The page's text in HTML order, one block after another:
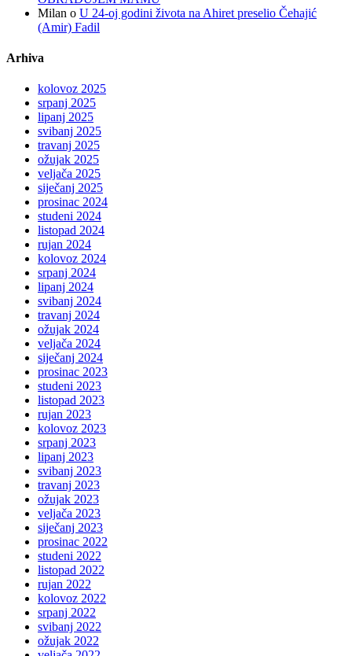
Milan o U 24-oj godini života na Ahiret preselio Čehajić
(Amir) Fadil
Arhiva
kolovoz 2025
srpanj 2025
lipanj 2025
svibanj 2025
travanj 2025
ožujak 2025
veljača 2025
siječanj 2025
prosinac 2024
studeni 2024
listopad 2024
rujan 2024
kolovoz 2024
srpanj 2024
lipanj 2024
svibanj 2024
travanj 2024
ožujak 2024
veljača 2024
siječanj 2024
prosinac 2023
studeni 2023
listopad 2023
rujan 2023
kolovoz 2023
srpanj 2023
lipanj 2023
svibanj 2023
travanj 2023
ožujak 2023
veljača 2023
siječanj 2023
prosinac 2022
studeni 2022
listopad 2022
rujan 2022
kolovoz 2022
srpanj 2022
svibanj 2022
ožujak 2022